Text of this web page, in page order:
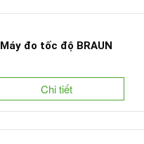
Máy đo tốc độ BRAUN
Chi tiết